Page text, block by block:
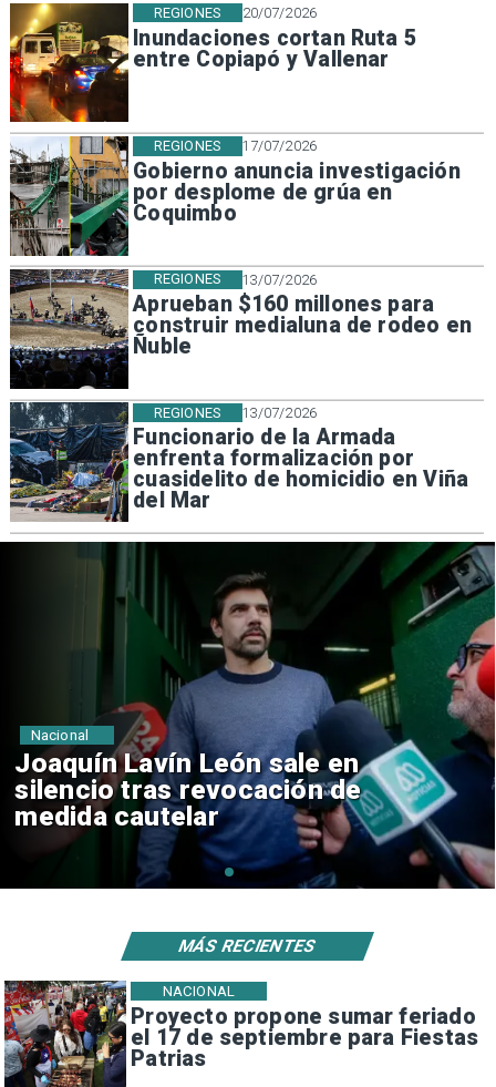
20/07/2026
Inundaciones cortan Ruta 5
entre Copiapó y Vallenar
REGIONES
17/07/2026
Gobierno anuncia investigación
por desplome de grúa en
Coquimbo
REGIONES
13/07/2026
Aprueban $160 millones para
construir medialuna de rodeo en
Ñuble
REGIONES
13/07/2026
Funcionario de la Armada
enfrenta formalización por
cuasidelito de homicidio en Viña
del Mar
REGIONES
Chile y Venezuela formalizan
reinicio de relaciones
consulares
Nacional
Proyecto propone sumar feriado
el 17 de septiembre para Fiestas
Patrias
NACIONAL
MÁS RECIENTES